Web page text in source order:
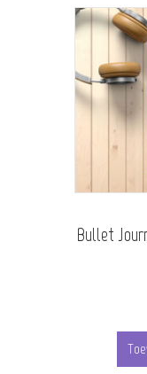
Bullet